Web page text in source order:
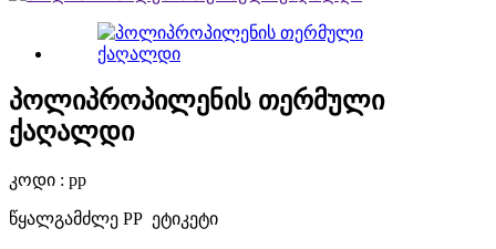
პოლიპროპილენის თერმული
ქაღალდი
კოდი : pp
წყალგამძლე PP ეტიკეტი